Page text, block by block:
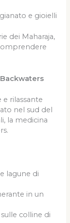
e gioielli
dei Maharaja,
Backwaters
rilassante
nel sud del
la medicina
lagune di
in un
colline di